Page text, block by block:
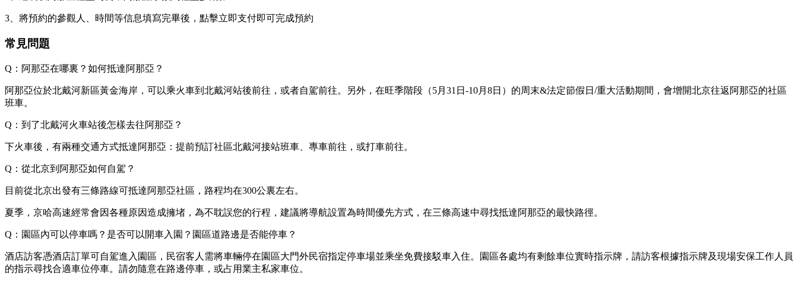
3、將預約的參觀人、時間等信息填寫完畢後，點擊立即支付即可完成預約
常見問題
Q：阿那亞在哪裏？如何抵達阿那亞？
阿那亞位於北戴河新區黃金海岸，可以乘火車到北戴河站後前往，或者自駕前往。另外，在旺季階段（5月31日-10月8日）的周末&法定節假日/重大活動期間，會增開北京往返阿那亞的社區
班車。
Q：到了北戴河火車站後怎樣去往阿那亞？
下火車後，有兩種交通方式抵達阿那亞：提前預訂社區北戴河接站班車、專車前往，或打車前往。
Q：從北京到阿那亞如何自駕？
目前從北京出發有三條路線可抵達阿那亞社區，路程均在300公裏左右。
夏季，京哈高速經常會因各種原因造成擁堵，為不耽誤您的行程，建議將導航設置為時間優先方式，在三條高速中尋找抵達阿那亞的最快路徑。
Q：園區內可以停車嗎？是否可以開車入園？園區道路邊是否能停車？
酒店訪客憑酒店訂單可自駕進入園區，民宿客人需將車輛停在園區大門外民宿指定停車場並乘坐免費接駁車入住。園區各處均有剩餘車位實時指示牌，請訪客根據指示牌及現場安保工作人員
的指示尋找合適車位停車。請勿隨意在路邊停車，或占用業主私家車位。